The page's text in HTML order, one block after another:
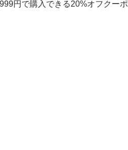
円で購入できる20%オフクーポ